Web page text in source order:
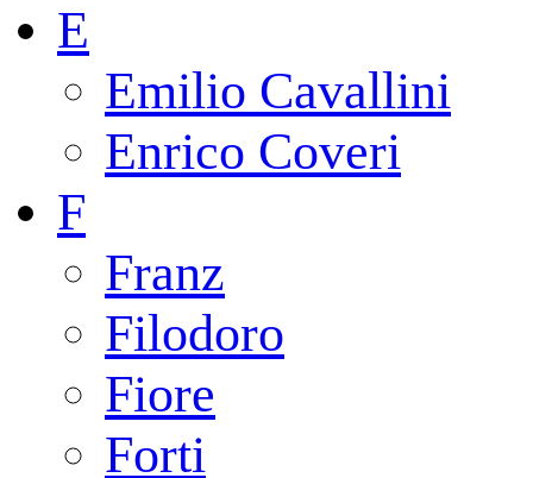
E
Emilio Cavallini
Enrico Coveri
F
Franz
Filodoro
Fiore
Forti